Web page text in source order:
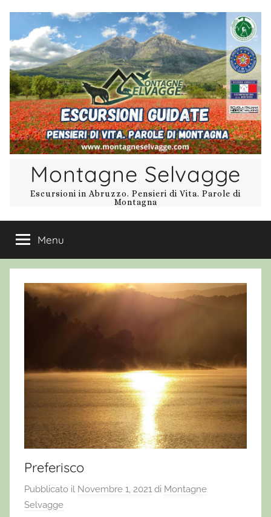
contenuto
Montagne Selvagge
Escursioni in Abruzzo. Pensieri di Vita. Parole di
Montagna
Menu
Preferisco
Pubblicato il Novembre 1, 2021 di Montagne
Selvagge